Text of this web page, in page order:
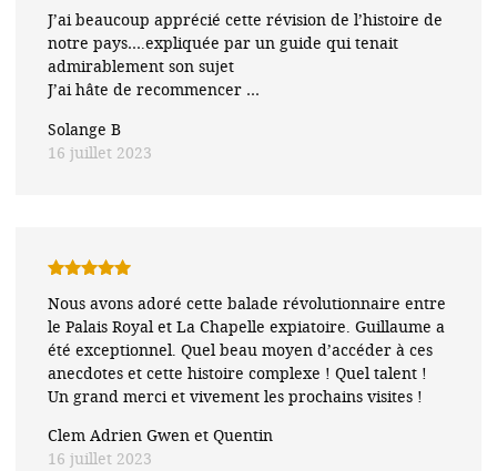
5
Solange B
16 juillet 2023
J’ai beaucoup apprécié cette révision de l’histoire de
notre pays….expliquée par un guide qui tenait
admirablement son sujet
J’ai hâte de recommencer …
5
Clem Adrien Gwen et Quentin
16 juillet 2023
Nous avons adoré cette balade révolutionnaire entre
le Palais Royal et La Chapelle expiatoire. Guillaume a
été exceptionnel. Quel beau moyen d’accéder à ces
anecdotes et cette histoire complexe ! Quel talent !
Un grand merci et vivement les prochains visites !